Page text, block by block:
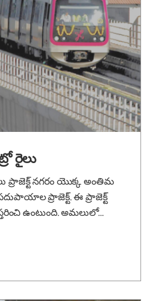
రైలు
ప్రాజెక్ట్ నగరం యొక్క అంతిమ
ప్రాజెక్ట్. ఈ ప్రాజెక్ట్
ఉంటుంది. అమలులో